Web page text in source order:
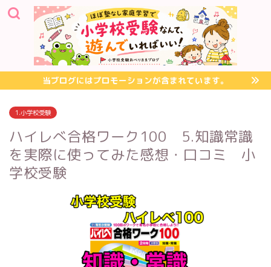
当ブログにはプロモーションが含まれています。
1.小学校受験
ハイレべ合格ワーク100 5.知識常識
を実際に使ってみた感想・口コミ 小
学校受験